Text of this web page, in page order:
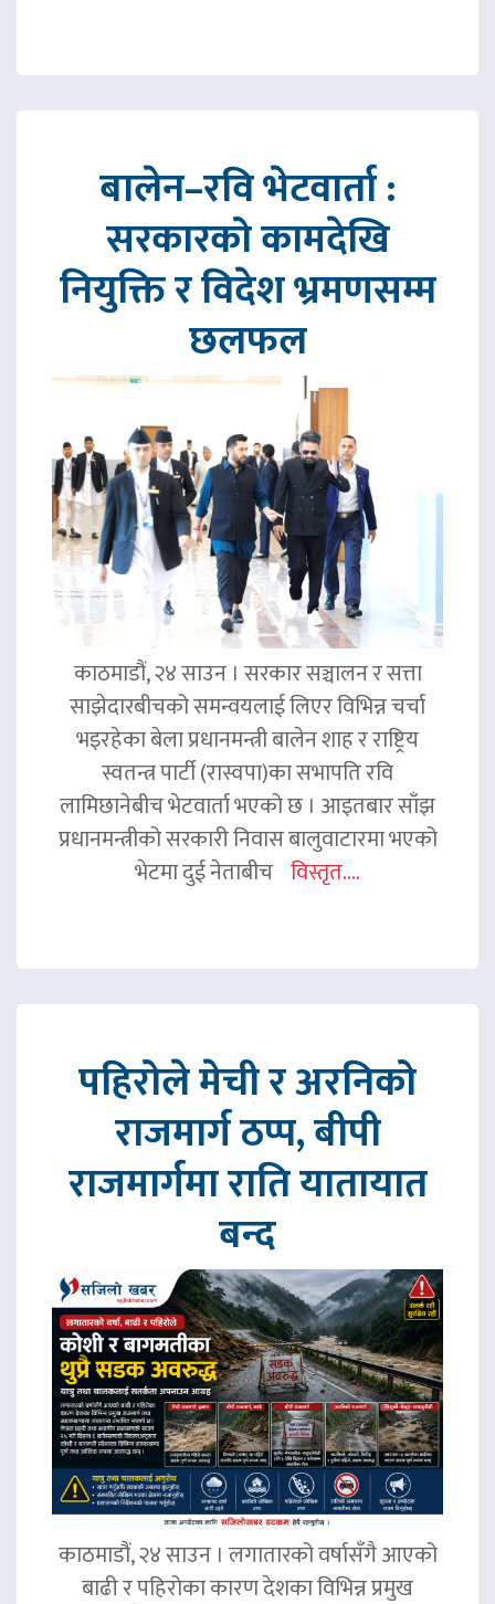
बालेन–रवि भेटवार्ता :
सरकारको कामदेखि
नियुक्ति र विदेश भ्रमणसम्म
छलफल
काठमाडौं, २४ साउन । सरकार सञ्चालन र सत्ता
साझेदारबीचको समन्वयलाई लिएर विभिन्न चर्चा
भइरहेका बेला प्रधानमन्त्री बालेन शाह र राष्ट्रिय
स्वतन्त्र पार्टी (रास्वपा)का सभापति रवि
लामिछानेबीच भेटवार्ता भएको छ । आइतबार साँझ
प्रधानमन्त्रीको सरकारी निवास बालुवाटारमा भएको
भेटमा दुई नेताबीच विस्तृत....
पहिरोले मेची र अरनिको
राजमार्ग ठप्प, बीपी
राजमार्गमा राति यातायात
बन्द
काठमाडौं, २४ साउन । लगातारको वर्षासँगै आएको
बाढी र पहिरोका कारण देशका विभिन्न प्रमुख